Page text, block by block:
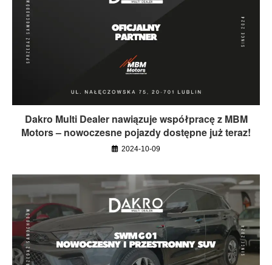
Dakro Multi Dealer nawiązuje współpracę z MBM
Motors – nowoczesne pojazdy dostępne już teraz!
2024-10-09